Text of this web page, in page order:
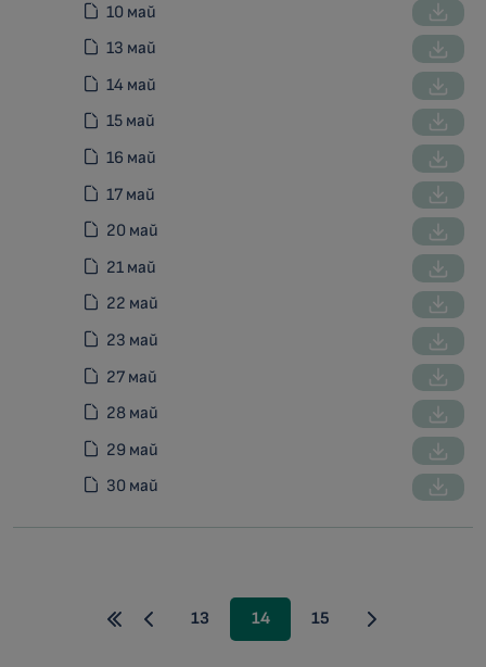
10 май
13 май
14 май
15 май
16 май
17 май
20 май
21 май
22 май
23 май
27 май
28 май
29 май
30 май
13 14 15